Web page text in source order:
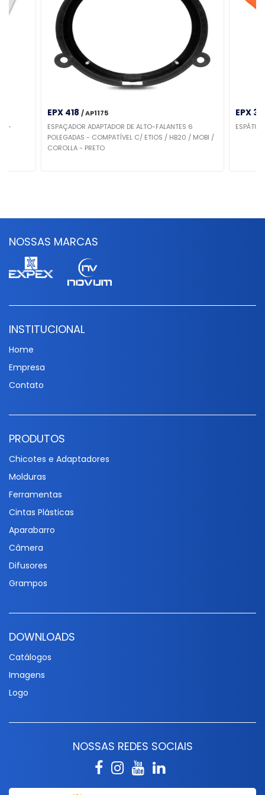
EPX 418 / AP1175
ESPAÇADOR ADAPTADOR DE ALTO-FALANTES 6
POLEGADAS - COMPATÍVEL C/ ETIOS / HB20 / MOBI /
COROLLA - PRETO
EPX
NOSSAS MARCAS
INSTITUCIONAL
Home
Empresa
Contato
PRODUTOS
Chicotes e Adaptadores
Molduras
Ferramentas
Cintas Plásticas
Aparabarro
Câmera
Difusores
Grampos
DOWNLOADS
Catálogos
Imagens
Logo
NOSSAS REDES SOCIAIS